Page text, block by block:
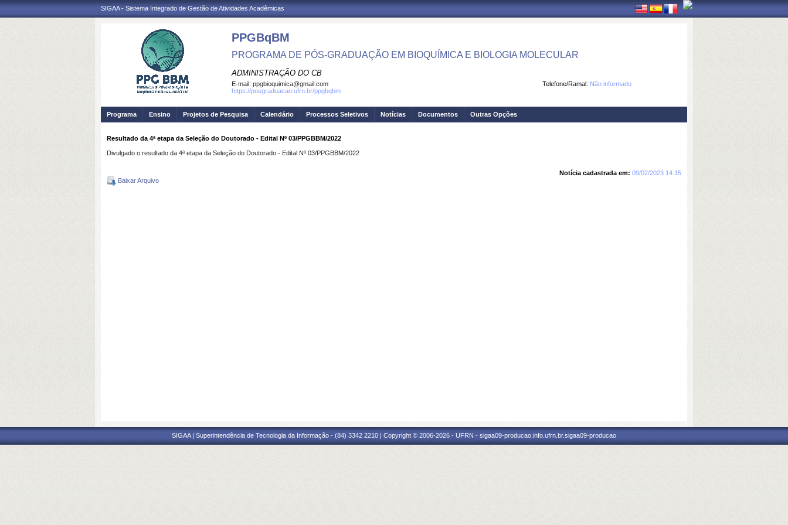
SIGAA - Sistema Integrado de Gestão de Atividades Acadêmicas
PPGBqBM
PROGRAMA DE PÓS-GRADUAÇÃO EM BIOQUÍMICA E BIOLOGIA MOLECULAR
ADMINISTRAÇÃO DO CB
Telefone/Ramal: Não informado
E-mail: ppgbioquimica@gmail.com
https://posgraduacao.ufrn.br/ppgbqbm
Programa Ensino Projetos de Pesquisa Calendário Processos Seletivos Notícias Documentos Outras Opções
Resultado da 4ª etapa da Seleção do Doutorado - Edital Nº 03/PPGBBM/2022
Divulgado o resultado da 4ª etapa da Seleção do Doutorado - Edital Nº 03/PPGBBM/2022
Notícia cadastrada em: 09/02/2023 14:15
Baixar Arquivo
SIGAA | Superintendência de Tecnologia da Informação - (84) 3342 2210 | Copyright © 2006-2026 - UFRN - sigaa09-producao.info.ufrn.br.sigaa09-producao